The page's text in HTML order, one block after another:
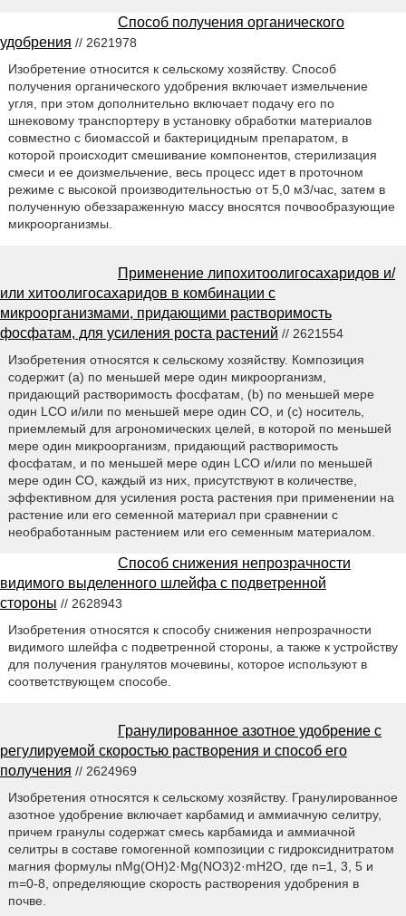
Способ получения органического
удобрения // 2621978
Изобретение относится к сельскому хозяйству. Способ
получения органического удобрения включает измельчение
угля, при этом дополнительно включает подачу его по
шнековому транспортеру в установку обработки материалов
совместно с биомассой и бактерицидным препаратом, в
которой происходит смешивание компонентов, стерилизация
смеси и ее доизмельчение, весь процесс идет в проточном
режиме с высокой производительностью от 5,0 м3/час, затем в
полученную обеззараженную массу вносятся почвообразующие
микроорганизмы.
Применение липохитоолигосахаридов и/
или хитоолигосахаридов в комбинации с
микроорганизмами, придающими растворимость
фосфатам, для усиления роста растений // 2621554
Изобретения относятся к сельскому хозяйству. Композиция
содержит (а) по меньшей мере один микроорганизм,
придающий растворимость фосфатам, (b) по меньшей мере
один LCO и/или по меньшей мере один СО, и (с) носитель,
приемлемый для агрономических целей, в которой по меньшей
мере один микроорганизм, придающий растворимость
фосфатам, и по меньшей мере один LCO и/или по меньшей
мере один СО, каждый из них, присутствуют в количестве,
эффективном для усиления роста растения при применении на
растение или его семенной материал при сравнении с
необработанным растением или его семенным материалом.
Способ снижения непрозрачности
видимого выделенного шлейфа с подветренной
стороны // 2628943
Изобретения относятся к способу снижения непрозрачности
видимого шлейфа с подветренной стороны, а также к устройству
для получения гранулятов мочевины, которое используют в
соответствующем способе.
Гранулированное азотное удобрение с
регулируемой скоростью растворения и способ его
получения // 2624969
Изобретения относятся к сельскому хозяйству. Гранулированное
азотное удобрение включает карбамид и аммиачную селитру,
причем гранулы содержат смесь карбамида и аммиачной
селитры в составе гомогенной композиции с гидроксиднитратом
магния формулы nMg(OH)2·Mg(NO3)2·mH2O, где n=1, 3, 5 и
m=0-8, определяющие скорость растворения удобрения в
почве.